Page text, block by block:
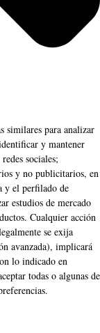
similares para analizar
y mantener
sociales;
y no publicitarios, en
y el perfilado de
estudios de mercado
Cualquier acción
se exija
avanzada), implicará
lo indicado en
todas o algunas de